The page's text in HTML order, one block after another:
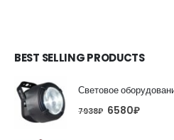
BEST SELLING PRODUCTS
Световое
7938₽ 6580₽